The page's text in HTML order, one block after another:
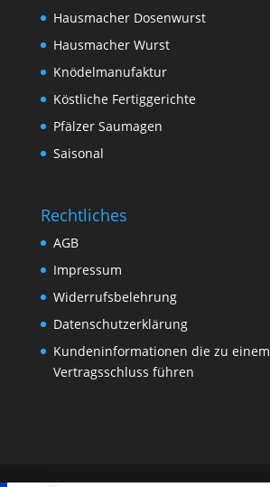
Hausmacher Dosenwurst
Hausmacher Wurst
Knödelmanufaktur
Köstliche Fertiggerichte
Pfälzer Saumagen
Saisonal
Rechtliches
AGB
Impressum
Widerrufsbelehrung
Datenschutzerklärung
Kundeninformationen die zu einem
Vertragsschluss führen